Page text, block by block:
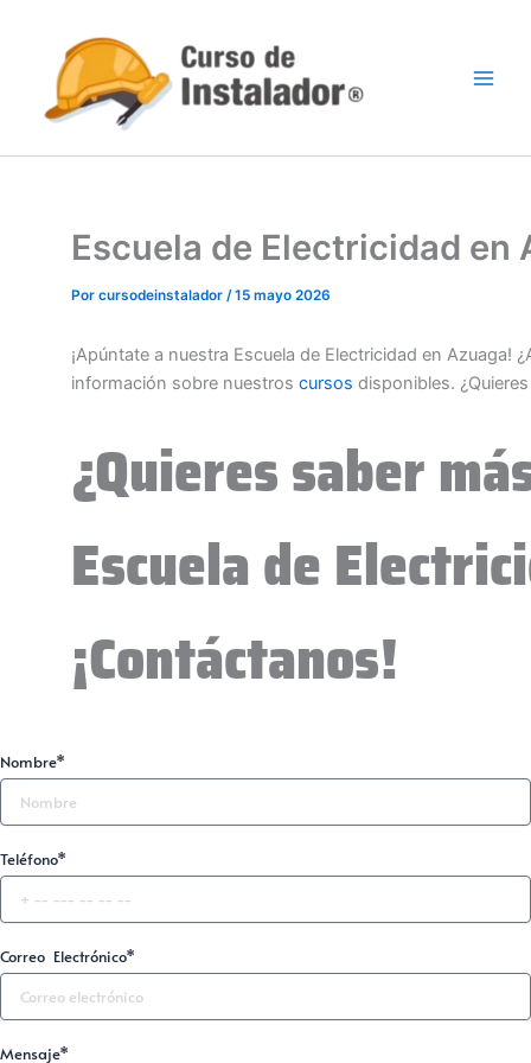
contenido
Escuela de Electricidad en
Por cursodeinstalador /15 mayo 2026
¡Apúntate a nuestra Escuela de Electricidad en Azuaga!
información sobre nuestros cursos disponibles.
¿Quieres saber
Escuela de
¡Contáctanos!
Nombre*
Teléfono*
Correo Electrónico*
Mensaje*